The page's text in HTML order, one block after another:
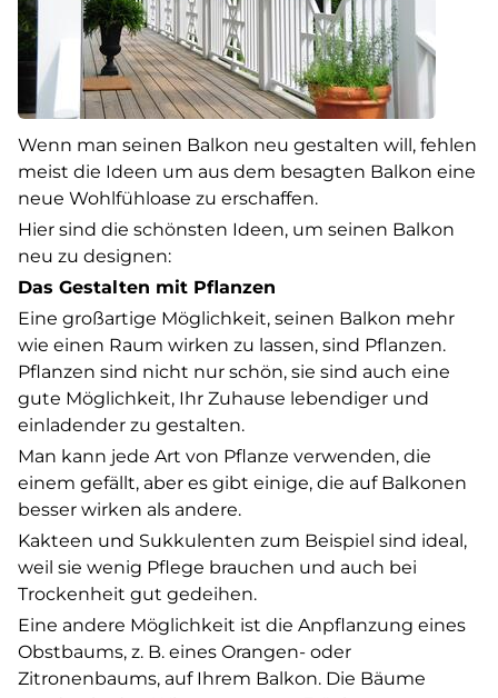
Wenn man seinen Balkon neu gestalten will, fehlen
meist die Ideen um aus dem besagten Balkon eine
neue Wohlfühloase zu erschaffen.
Hier sind die schönsten Ideen, um seinen Balkon
neu zu designen:
Das Gestalten mit Pflanzen
Eine großartige Möglichkeit, seinen Balkon mehr
wie einen Raum wirken zu lassen, sind Pflanzen.
Pflanzen sind nicht nur schön, sie sind auch eine
gute Möglichkeit, Ihr Zuhause lebendiger und
einladender zu gestalten.
Man kann jede Art von Pflanze verwenden, die
einem gefällt, aber es gibt einige, die auf Balkonen
besser wirken als andere.
Kakteen und Sukkulenten zum Beispiel sind ideal,
weil sie wenig Pflege brauchen und auch bei
Trockenheit gut gedeihen.
Eine andere Möglichkeit ist die Anpflanzung eines
Obstbaums, z. B. eines Orangen- oder
Zitronenbaums, auf Ihrem Balkon. Die Bäume